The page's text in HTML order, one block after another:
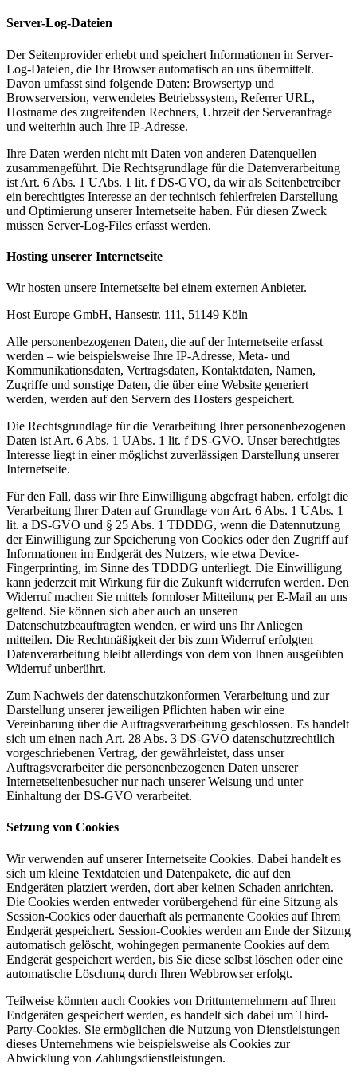
Server-Log-Dateien
Der Seitenprovider erhebt und speichert Informationen in Server-
Log-Dateien, die Ihr Browser automatisch an uns übermittelt.
Davon umfasst sind folgende Daten: Browsertyp und
Browserversion, verwendetes Betriebssystem, Referrer URL,
Hostname des zugreifenden Rechners, Uhrzeit der Serveranfrage
und weiterhin auch Ihre IP-Adresse.
Ihre Daten werden nicht mit Daten von anderen Datenquellen
zusammengeführt. Die Rechtsgrundlage für die Datenverarbeitung
ist Art. 6 Abs. 1 UAbs. 1 lit. f DS-GVO, da wir als Seitenbetreiber
ein berechtigtes Interesse an der technisch fehlerfreien Darstellung
und Optimierung unserer Internetseite haben. Für diesen Zweck
müssen Server-Log-Files erfasst werden.
Hosting unserer Internetseite
Wir hosten unsere Internetseite bei einem externen Anbieter.
Host Europe GmbH, Hansestr. 111, 51149 Köln
Alle personenbezogenen Daten, die auf der Internetseite erfasst
werden – wie beispielsweise Ihre IP-Adresse, Meta- und
Kommunikationsdaten, Vertragsdaten, Kontaktdaten, Namen,
Zugriffe und sonstige Daten, die über eine Website generiert
werden, werden auf den Servern des Hosters gespeichert.
Die Rechtsgrundlage für die Verarbeitung Ihrer personenbezogenen
Daten ist Art. 6 Abs. 1 UAbs. 1 lit. f DS-GVO. Unser berechtigtes
Interesse liegt in einer möglichst zuverlässigen Darstellung unserer
Internetseite.
Für den Fall, dass wir Ihre Einwilligung abgefragt haben, erfolgt die
Verarbeitung Ihrer Daten auf Grundlage von Art. 6 Abs. 1 UAbs. 1
lit. a DS-GVO und § 25 Abs. 1 TDDDG, wenn die Datennutzung
der Einwilligung zur Speicherung von Cookies oder den Zugriff auf
Informationen im Endgerät des Nutzers, wie etwa Device-
Fingerprinting, im Sinne des TDDDG unterliegt. Die Einwilligung
kann jederzeit mit Wirkung für die Zukunft widerrufen werden. Den
Widerruf machen Sie mittels formloser Mitteilung per E-Mail an uns
geltend. Sie können sich aber auch an unseren
Datenschutzbeauftragten wenden, er wird uns Ihr Anliegen
mitteilen. Die Rechtmäßigkeit der bis zum Widerruf erfolgten
Datenverarbeitung bleibt allerdings von dem von Ihnen ausgeübten
Widerruf unberührt.
Zum Nachweis der datenschutzkonformen Verarbeitung und zur
Darstellung unserer jeweiligen Pflichten haben wir eine
Vereinbarung über die Auftragsverarbeitung geschlossen. Es handelt
sich um einen nach Art. 28 Abs. 3 DS-GVO datenschutzrechtlich
vorgeschriebenen Vertrag, der gewährleistet, dass unser
Auftragsverarbeiter die personenbezogenen Daten unserer
Internetseitenbesucher nur nach unserer Weisung und unter
Einhaltung der DS-GVO verarbeitet.
Setzung von Cookies
Wir verwenden auf unserer Internetseite Cookies. Dabei handelt es
sich um kleine Textdateien und Datenpakete, die auf den
Endgeräten platziert werden, dort aber keinen Schaden anrichten.
Die Cookies werden entweder vorübergehend für eine Sitzung als
Session-Cookies oder dauerhaft als permanente Cookies auf Ihrem
Endgerät gespeichert. Session-Cookies werden am Ende der Sitzung
automatisch gelöscht, wohingegen permanente Cookies auf dem
Endgerät gespeichert werden, bis Sie diese selbst löschen oder eine
automatische Löschung durch Ihren Webbrowser erfolgt.
Teilweise könnten auch Cookies von Drittunternehmern auf Ihren
Endgeräten gespeichert werden, es handelt sich dabei um Third-
Party-Cookies. Sie ermöglichen die Nutzung von Dienstleistungen
dieses Unternehmens wie beispielsweise als Cookies zur
Abwicklung von Zahlungsdienstleistungen.